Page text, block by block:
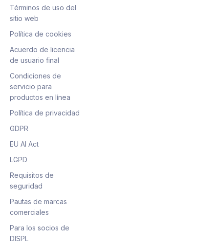
Términos de uso del
sitio web
Política de cookies
Acuerdo de licencia
de usuario final
Condiciones de
servicio para
productos en línea
Política de privacidad
GDPR
EU AI Act
LGPD
Requisitos de
seguridad
Pautas de marcas
comerciales
Para los socios de
DISPL